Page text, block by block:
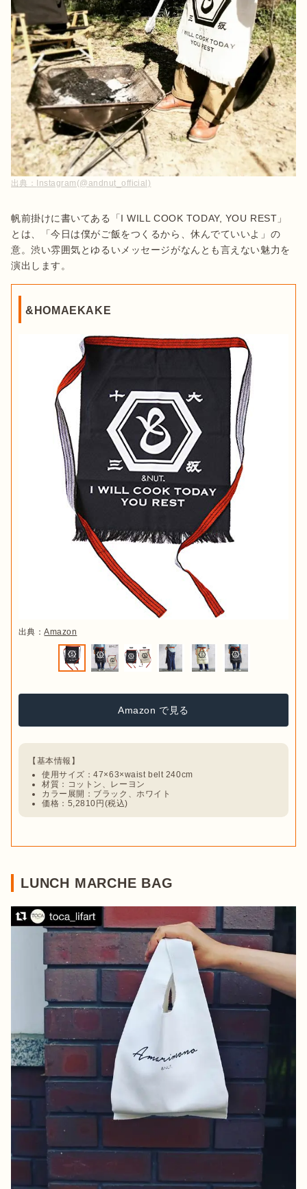
出典： Instagram(@andnut_official)
帆前掛けに書いてある「I WILL COOK TODAY, YOU REST」
とは、「今日は僕がご飯をつくるから、休んでていいよ」の
意。渋い雰囲気とゆるいメッセージがなんとも言えない魅力を
演出します。
&HOMAEKAKE
出典：Amazon
Amazon で見る
使用サイズ：47×63×waist belt 240cm
材質：コットン、レーヨン
カラー展開：ブラック、ホワイト
価格：5,2810円(税込)
LUNCH MARCHE BAG